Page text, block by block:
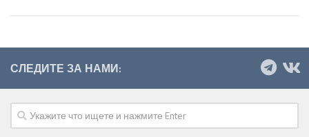
СЛЕДИТЕ ЗА НАМИ: